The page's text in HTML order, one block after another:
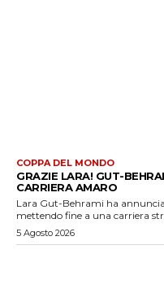
COPPA DEL MONDO
GRAZIE LARA! GUT-
CARRIERA AMARO
Lara Gut-Behrami ha
mettendo fine a una carriera
5 Agosto 2026